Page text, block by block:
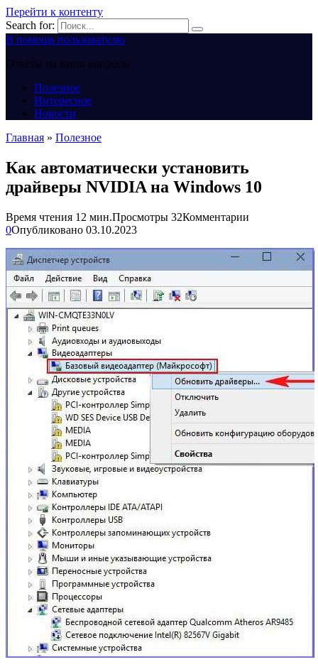
Перейти к контенту
Search for:
В помощь пользователю
Ответы на ваши вопросы
Полезное
Интересное
Новости
Главная » Полезное
Как автоматически установить
драйверы NVIDIA на Windows 10
Время чтения 12 мин.Просмотры 32Комментарии
0Опубликовано 03.10.2023